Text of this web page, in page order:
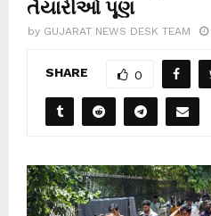
તૈયારીઓ પૂણ
by GUJARAT NEWS DESK TEAM
SHARE 0